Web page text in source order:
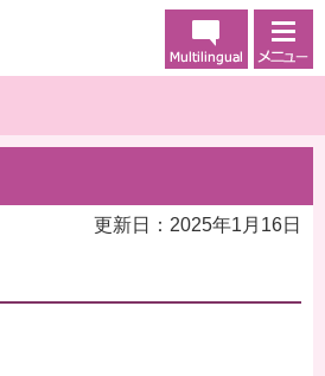
更新日：2025年1月16日